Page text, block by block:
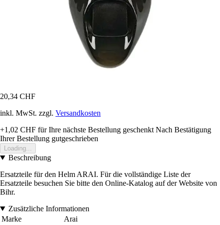
20,34 CHF
inkl. MwSt. zzgl. Versandkosten
+1,02 CHF für Ihre nächste Bestellung geschenkt Nach Bestätigung
Ihrer Bestellung gutgeschrieben
Loading...
Beschreibung
Ersatzteile für den Helm ARAI. Für die vollständige Liste der
Ersatzteile besuchen Sie bitte den Online-Katalog auf der Website von
Bihr.
Zusätzliche Informationen
Marke
Arai